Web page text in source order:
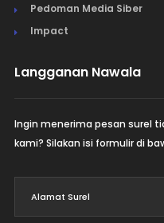
Pedoman Media Siber
Impact
Langganan Nawala
Ingin menerima pesan surel
kami? Silakan isi formulir di